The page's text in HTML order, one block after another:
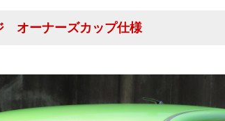
オーナーズカップ仕様